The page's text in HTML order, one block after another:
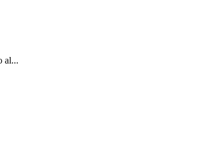
al...